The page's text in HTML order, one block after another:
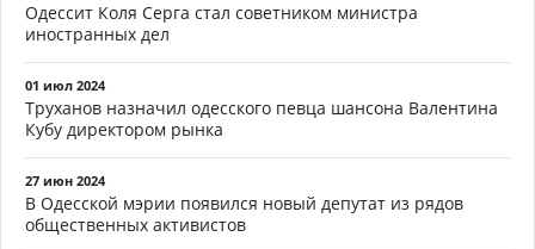
Одессит Коля Серга стал советником министра
иностранных дел
01 июл 2024
Труханов назначил одесского певца шансона Валентина
Кубу директором рынка
27 июн 2024
В Одесской мэрии появился новый депутат из рядов
общественных активистов